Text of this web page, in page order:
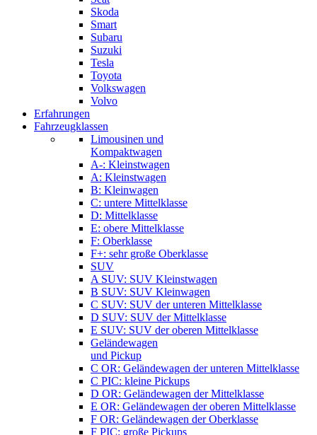
Skoda
Smart
Subaru
Suzuki
Tesla
Toyota
Volkswagen
Volvo
Erfahrungen
Fahrzeugklassen
Limousinen und
Kompaktwagen
A-: Kleinstwagen
A: Kleinstwagen
B: Kleinwagen
C: untere Mittelklasse
D: Mittelklasse
E: obere Mittelklasse
F: Oberklasse
F+: sehr große Oberklasse
SUV
A SUV: SUV Kleinstwagen
B SUV: SUV Kleinwagen
C SUV: SUV der unteren Mittelklasse
D SUV: SUV der Mittelklasse
E SUV: SUV der oberen Mittelklasse
Geländewagen
und Pickup
C OR: Geländewagen der unteren Mittelklasse
C PIC: kleine Pickups
D OR: Geländewagen der Mittelklasse
E OR: Geländewagen der oberen Mittelklasse
F OR: Geländewagen der Oberklasse
F PIC: große Pickups